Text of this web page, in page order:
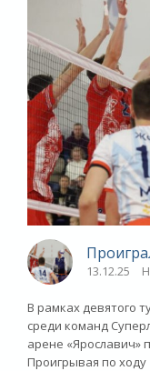
13.12.25
В рамках девятого
среди команд
арене «Ярославич»
Проигрывая по ходу